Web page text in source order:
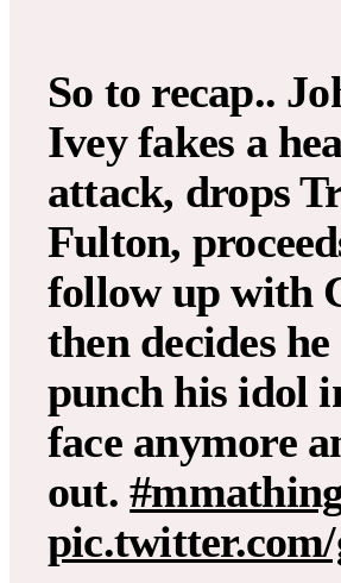
So to recap..
Ivey fakes a
attack, drops
Fulton,
follow up with
then decides
punch his idol
face anymore
out.